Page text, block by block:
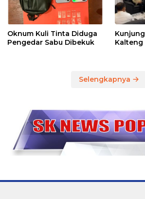
Oknum Kuli Tinta Diduga
Pengedar Sabu Dibekuk
Kalteng
Selengkapnya